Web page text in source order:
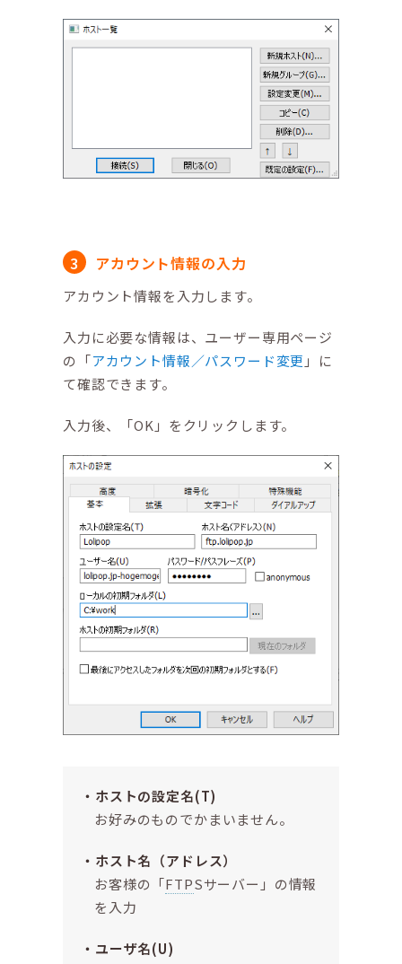
アカウント情報の入力
アカウント情報を入力します。
入力に必要な情報は、ユーザー専用ページ
の「アカウント情報／パスワード変更 」に
て確認できます。
入力後、「OK」をクリックします。
ホストの設定名(T)
お好みのものでかまいません。
ホスト名（アドレス）
お客様の「FTPSサーバー」の情報
を入力
ユーザ名(U)